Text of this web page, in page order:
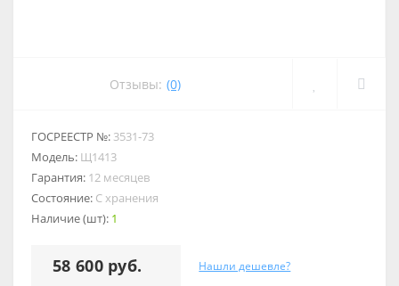
Отзывы: (0)
ГОСРЕЕСТР №: 3531-73
Модель: Щ1413
Гарантия: 12 месяцев
Состояние: С хранения
Наличие (шт): 1
58 600 руб. Нашли дешевле?